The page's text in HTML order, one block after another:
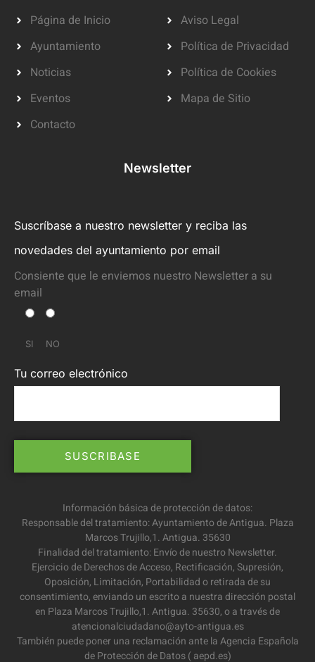
Página de Inicio
Ayuntamiento
Noticias
Eventos
Contacto
Aviso Legal
Política de Privacidad
Política de Cookies
Mapa de Sitio
Newsletter
Suscríbase a nuestro newsletter y reciba las
novedades del ayuntamiento por email
Consiente que le enviemos nuestro Newsletter a su
email
SI NO
Tu correo electrónico
Información básica de protección de datos:
Responsable del tratamiento: Ayuntamiento de Antigua. Plaza
Marcos Trujillo,1. Antigua. 35630
Finalidad del tratamiento: Envío de nuestro Newsletter.
Ejercicio de Derechos de Acceso, Rectificación, Supresión,
Oposición, Limitación, Portabilidad o retirada de su
consentimiento, enviando un escrito a nuestra dirección postal
en Plaza Marcos Trujillo,1. Antigua. 35630, o a través de
atencionalciudadano@ayto-antigua.es
También puede poner una reclamación ante la Agencia Española
de Protección de Datos ( aepd.es)